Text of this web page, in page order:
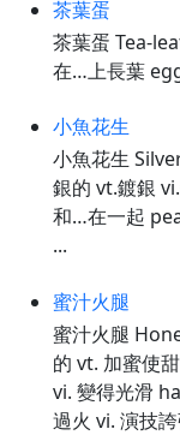
茶葉蛋
茶葉蛋 Tea-
在…上長葉
小魚花生
小魚花生
銀的 vt.鍍銀
和…在一起
...
蜜汁火腿
蜜汁火腿
的 vt. 加蜜使
vi. 變得光滑
過火 vi. 演技